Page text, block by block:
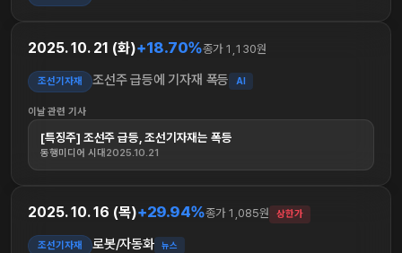
2025. 10. 21 (화)+18.70%종가 1,130원
조선기자재 조선주 급등에 기자재 폭등 AI
이날 관련 기사
[특징주] 조선주 급등, 조선기자재는 폭등
동행미디어 시대 2025.10.21
2025. 10. 16 (목)+29.94%종가 1,085원 상한가
조선기자재 로봇/자동화 뉴스